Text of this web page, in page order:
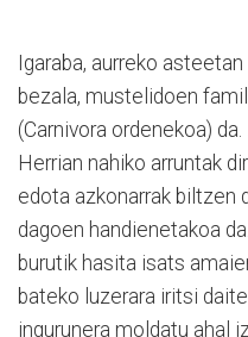
Igaraba, aurreko
bezala, mustelidoen
(Carnivora ordenekoa)
Herrian nahiko arruntak
edota azkonarrak biltzen
dagoen handienetakoa
burutik hasita isats
bateko luzerara iritsi
ingurunera moldatu ahal